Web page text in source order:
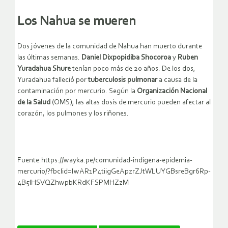
Los Nahua se mueren
Dos jóvenes de la comunidad de Nahua han muerto durante
las últimas semanas. Daniel Dixpopidiba Shocoroa y Ruben
Yuradahua Shuretenían poco más de 20 años. De los dos,
Yuradahua falleció portuberculosis pulmonara causa de la
contaminación por mercurio. Según la Organización Nacional
de la Salud (OMS), las altas dosis de mercurio pueden afectar al
corazón, los pulmones y los riñones.
Fuente:https://wayka.pe/comunidad-indigena-epidemia-
mercurio/?fbclid=IwAR1P4tiigGeApzrZJtWLUYGBsreBgr6Rp-
4B5lHSVQZhwpbKRdKFSPMHZzM